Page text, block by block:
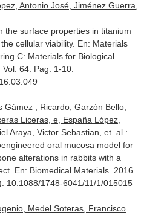
Antonio José, Jiménez Guerra,
the surface properties in titanium
cellular viability. En: Materials
C: Materials for Biological
64. Pag. 1-10.
Gámez , Ricardo, Garzón Bello,
Liceras, e, España López,
Araya, Victor Sebastian, et. al.:
oral mucosa model for
alterations in rabbits with a
En: Biomedical Materials. 2016.
10.1088/1748-6041/11/1/015015
Medel Soteras, Francisco